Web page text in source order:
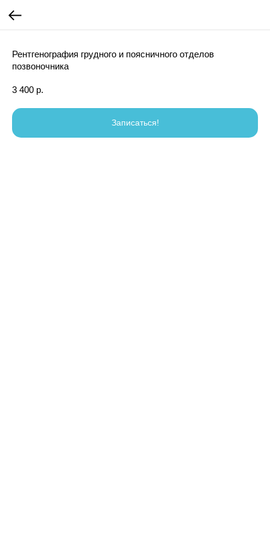
Рентгенография грудного и поясничного отделов
позвоночника
3 400 р.
Записаться!